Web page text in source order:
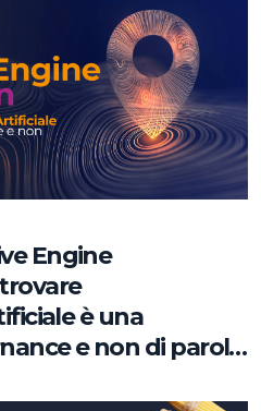
Engine
è una
e non di parole